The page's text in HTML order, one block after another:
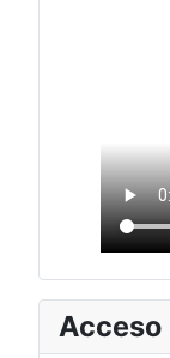
Acceso